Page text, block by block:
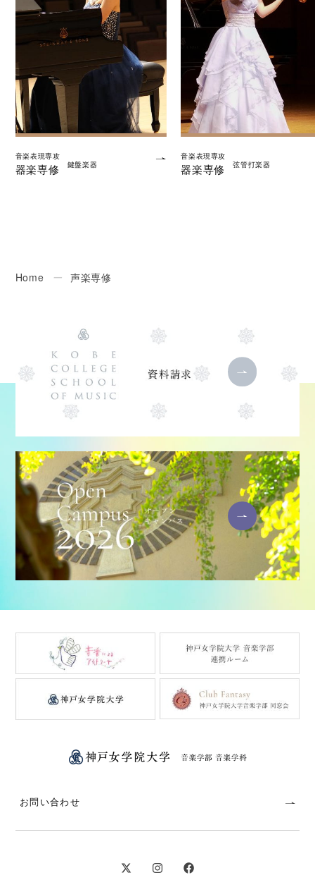
音楽表現専攻
器楽専修 鍵盤楽器
音楽表現専攻
器楽専修 弦管打楽器
Home ー 声楽専修
お問い合わせ